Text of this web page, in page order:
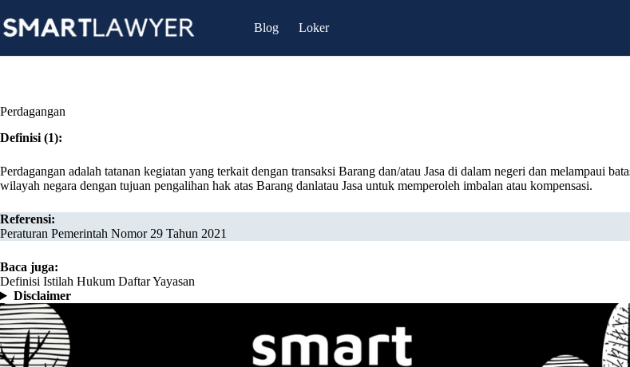
to
content
Blog
Loker
Perdagangan
Definisi (1):
Perdagangan adalah tatanan kegiatan yang terkait dengan transaksi Barang dan/atau Jasa di dalam negeri dan melampaui
wilayah negara dengan tujuan pengalihan hak atas Barang danlatau Jasa untuk memperoleh imbalan atau kompensasi.
Referensi:
Peraturan Pemerintah Nomor 29 Tahun 2021
Baca juga:
Definisi Istilah Hukum Daftar Yayasan
Disclaimer